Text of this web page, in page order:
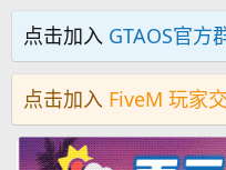
点击加入 GTAOS官方
点击加入 FiveM 玩家